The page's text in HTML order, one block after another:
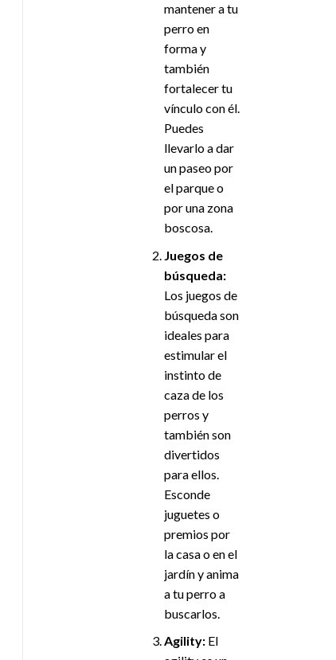
mantener a tu
perro en
forma y
también
fortalecer tu
vínculo con él.
Puedes
llevarlo a dar
un paseo por
el parque o
por una zona
boscosa.
Juegos de
búsqueda:
Los juegos de
búsqueda son
ideales para
estimular el
instinto de
caza de los
perros y
también son
divertidos
para ellos.
Esconde
juguetes o
premios por
la casa o en el
jardín y anima
a tu perro a
buscarlos.
Agility:El